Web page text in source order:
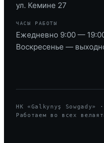
ул. Кемине 27
ЧАСЫ РАБОТЫ
Ежедневно 9:00 —
Воскресенье —
HK «Galkynyş
Работаем во всех